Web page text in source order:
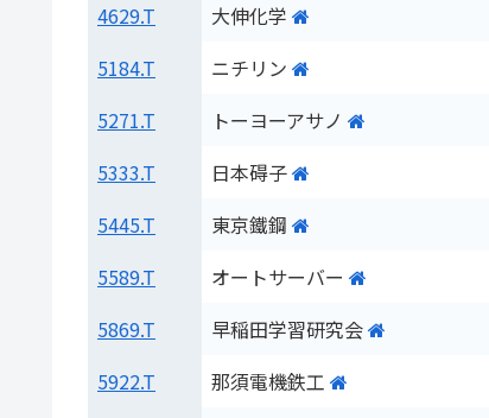
4629.T
大伸化学
5184.T
ニチリン
5271.T
トーヨーアサノ
5333.T
日本碍子
5445.T
東京鐵鋼
5589.T
オートサーバー
5869.T
早稲田学習研究会
5922.T
那須電機鉄工